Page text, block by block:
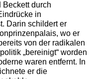
Beckett durch
in
Darin schildert er
wo er
von der radikalen
„bereinigt“ worden
waren entfernt. In
er die